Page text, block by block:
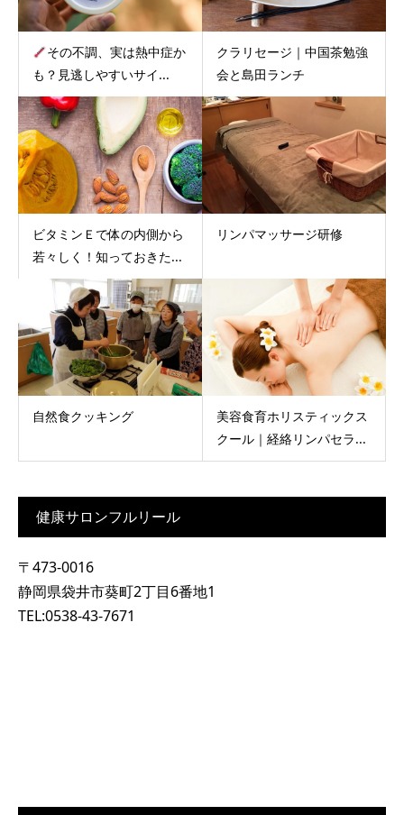
その不調、実は熱中症か
も？見逃しやすいサイ...
クラリセージ｜中国茶勉強
会と島田ランチ
ビタミンＥで体の内側から
若々しく！知っておきた...
リンパマッサージ研修
自然食クッキング
美容食育ホリスティックス
クール｜経絡リンパセラ...
健康サロンフルリール
〒473-0016
静岡県袋井市葵町2丁目6番地1
TEL:0538-43-7671